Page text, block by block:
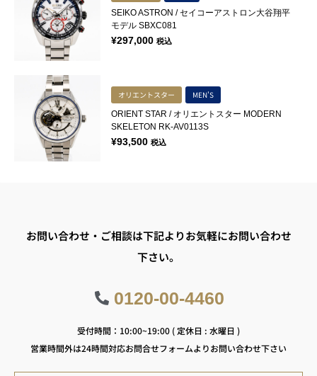
SEIKO ASTRON / セイコーアストロン大谷翔平
モデル SBXC081
¥297,000 税込
オリエントスター MEN'S
ORIENT STAR / オリエントスター MODERN
SKELETON RK-AV0113S
¥93,500 税込
お問い合わせ・ご相談は下記よりお気軽にお問い合わせ
下さい。
0120-00-4460
受付時間：10:00~19:00 ( 定休日 : 水曜日 )
営業時間外は24時間対応お問合せフォームよりお問い合わせ下さい